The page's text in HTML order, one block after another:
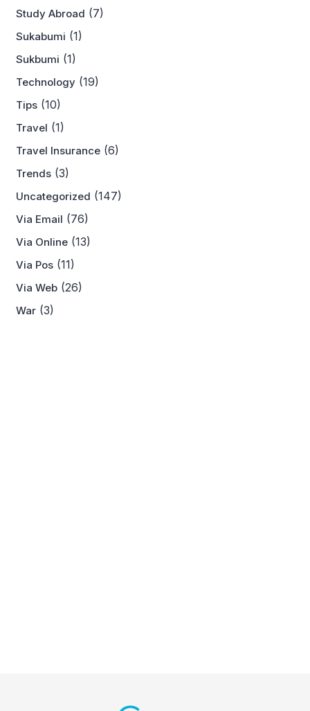
Study Abroad (7)
Sukabumi (1)
Sukbumi (1)
Technology (19)
Tips (10)
Travel (1)
Travel Insurance (6)
Trends (3)
Uncategorized (147)
Via Email (76)
Via Online (13)
Via Pos (11)
Via Web (26)
War (3)